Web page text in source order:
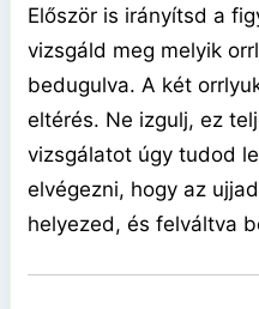
Először is irányítsd a
vizsgáld meg melyik
bedugulva. A két
eltérés. Ne izgulj, ez
vizsgálatot úgy tudod
elvégezni, hogy az
helyezed, és felváltva